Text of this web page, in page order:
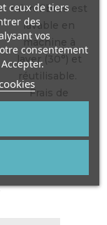
microfibres est
lavable en
machine à
laver (30°) et
réutilisable.
Frais de
ceux de tiers
des
vos
consentement